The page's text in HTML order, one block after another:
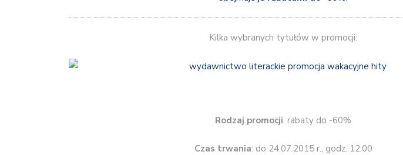
Kilka wybranych tytułów w promocji:
Rodzaj promocji: rabaty do -60%
Czas trwania: do 24.07.2015 r., godz. 12:00